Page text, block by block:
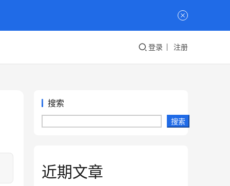
登录 注册
搜索
搜索
近期文章